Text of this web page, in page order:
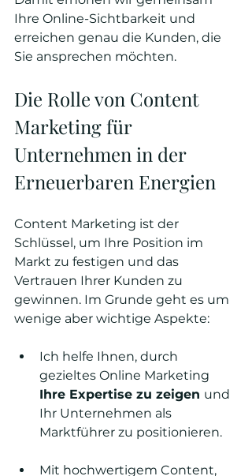
Ihre Online-Sichtbarkeit und
erreichen genau die Kunden, die
Sie ansprechen möchten.
Die Rolle von Content
Marketing für
Unternehmen in der
Erneuerbaren Energien
Content Marketing ist der
Schlüssel, um Ihre Position im
Markt zu festigen und das
Vertrauen Ihrer Kunden zu
gewinnen. Im Grunde geht es um
wenige aber wichtige Aspekte:
Ich helfe Ihnen, durch
gezieltes Online Marketing
Ihre Expertise zu zeigen und
Ihr Unternehmen als
Marktführer zu positionieren.
Mit hochwertigem Content,